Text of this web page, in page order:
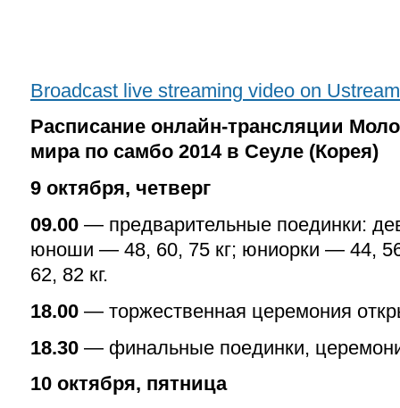
Broadcast live streaming video on Ustream
Расписание онлайн-трансляции
мира по самбо 2014 в Сеуле (Корея)
9 октября, четверг
09.00 — предварительные поединки:
юноши — 48, 60, 75 кг; юниорки — 44,
62, 82 кг.
18.00 — торжественная церемония
18.30 — финальные поединки,
10 октября, пятница